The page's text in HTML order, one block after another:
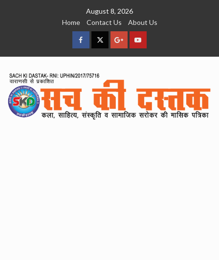
August 8, 2026
Home
Contact Us About Us
facebookTwitterGoogleYouTube